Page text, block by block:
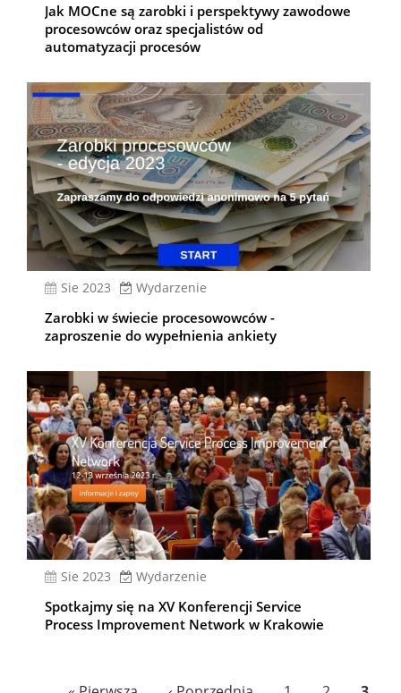
Jak MOCne są zarobki i perspektywy zawodowe
procesowców oraz specjalistów od
automatyzacji procesów
sie 2023 Wydarzenie
Zarobki w świecie procesowowców -
zaproszenie do wypełnienia ankiety
sie 2023 Wydarzenie
Spotkajmy się na XV Konferencji Service
Process Improvement Network w Krakowie